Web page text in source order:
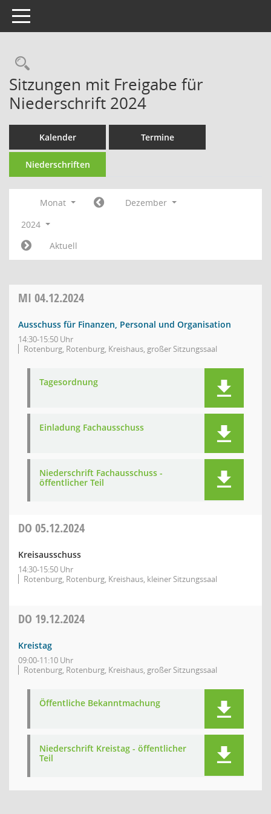
Toggle navigation
Rechercheauswahl
Sitzungen mit Freigabe für
Niederschrift 2024
Kalender Termine
Niederschriften
Monat
Dezember
2024
Aktuell
MI 04.12.2024
Ausschuss für Finanzen, Personal und Organisation
14:30-15:50 Uhr
Rotenburg, Rotenburg, Kreishaus, großer Sitzungssaal
Tagesordnung
Einladung Fachausschuss
Niederschrift Fachausschuss -
öffentlicher Teil
DO 05.12.2024
Kreisausschuss
14:30-15:50 Uhr
Rotenburg, Rotenburg, Kreishaus, kleiner Sitzungssaal
DO 19.12.2024
Kreistag
09:00-11:10 Uhr
Rotenburg, Rotenburg, Kreishaus, großer Sitzungssaal
Öffentliche Bekanntmachung
Niederschrift Kreistag - öffentlicher
Teil